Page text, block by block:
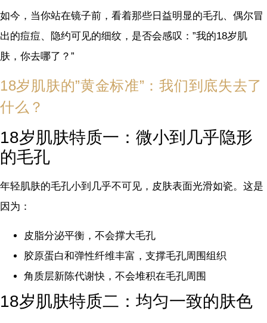
如今，当你站在镜子前，看着那些日益明显的毛孔、偶尔冒
出的痘痘、隐约可见的细纹，是否会感叹：”我的18岁肌
肤，你去哪了？”
18岁肌肤的”黄金标准”：我们到底失去了
什么？
18岁肌肤特质一：微小到几乎隐形
的毛孔
年轻肌肤的毛孔小到几乎不可见，皮肤表面光滑如瓷。这是
因为：
皮脂分泌平衡，不会撑大毛孔
胶原蛋白和弹性纤维丰富，支撑毛孔周围组织
角质层新陈代谢快，不会堆积在毛孔周围
18岁肌肤特质二：均匀一致的肤色